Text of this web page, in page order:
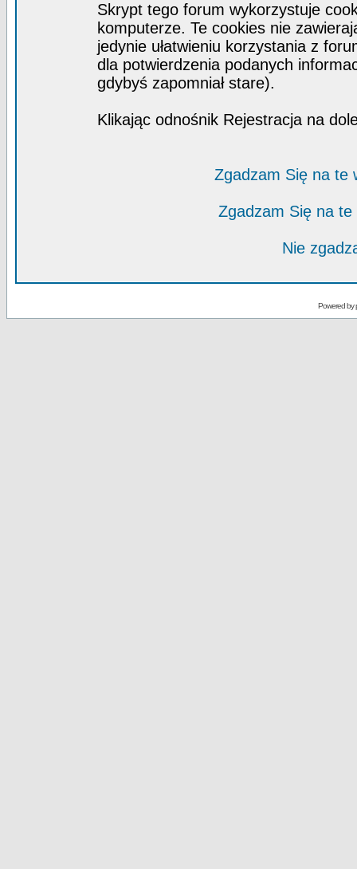
Skrypt tego forum wykorzystuje
komputerze. Te cookies nie
jedynie ułatwieniu korzystania z
dla potwierdzenia podanych
gdybyś zapomniał stare).
Klikając odnośnik Rejestracja na
Zgadzam Się na te
Zgadzam Się na
Nie
Powered by